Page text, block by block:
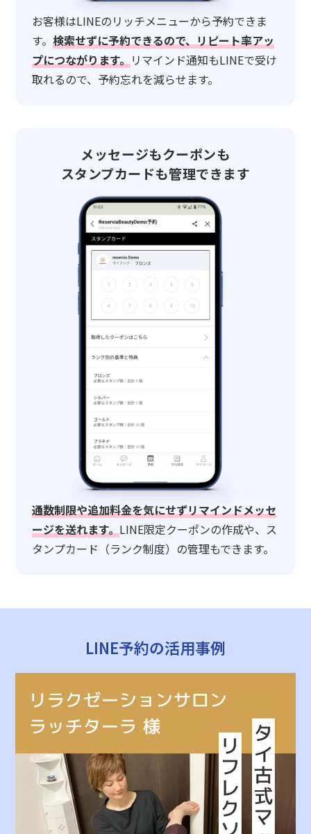
お客様はLINEのリッチメニューから予約できま
す。検索せずに予約できるので、リピート率アッ
プにつながります。リマインド通知もLINEで受け
取れるので、予約忘れを減らせます。
メッセージもクーポンも
スタンプカードも管理できます
通数制限や追加料金を気にせずリマインドメッセ
ージを送れます。LINE限定クーポンの作成や、ス
タンプカード（ランク制度）の管理もできます。
LINE予約の活用事例